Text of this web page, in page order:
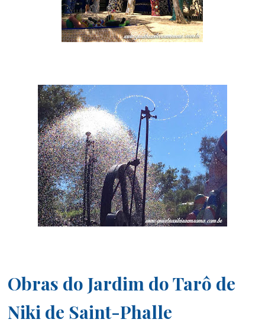
Obras do Jardim do Tarô de
Niki de Saint-Phalle